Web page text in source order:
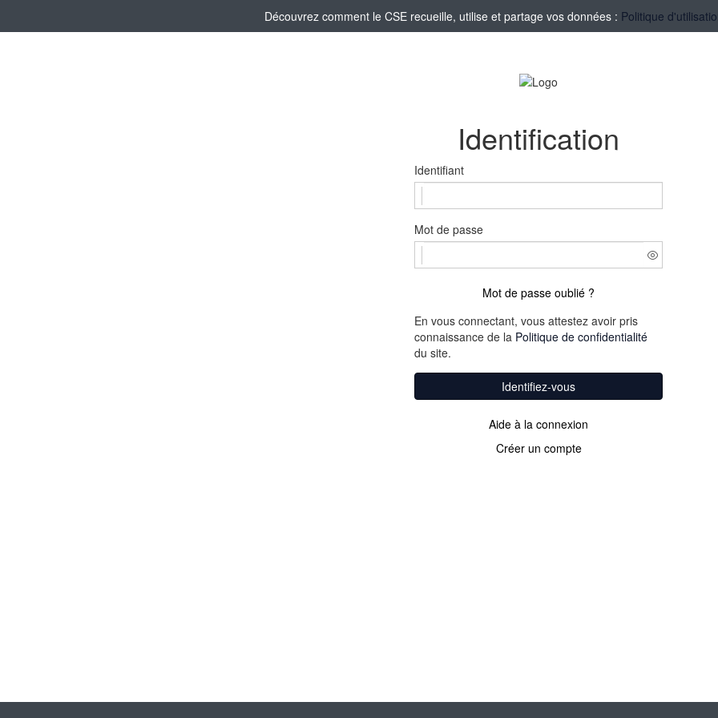
Découvrez comment le CSE recueille, utilise et partage vos données : Politique
Identification
Identifiant
Mot de passe
Mot de passe oublié ?
En vous connectant, vous attestez avoir pris
connaissance de la Politique de confidentialité
du site.
Identifiez-vous
Aide à la connexion
Créer un compte